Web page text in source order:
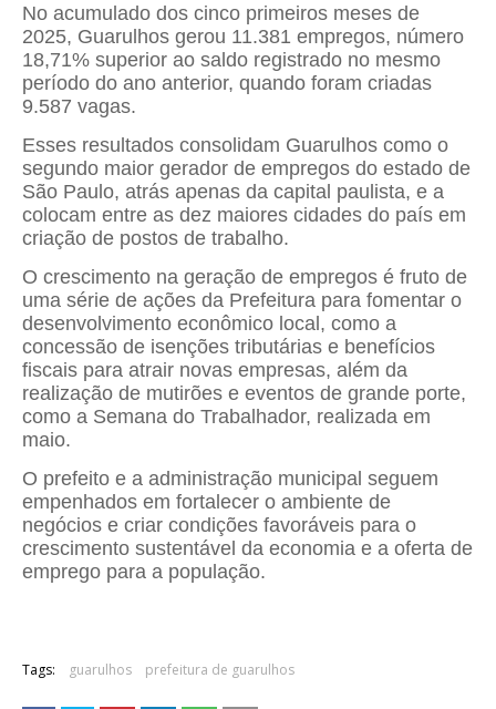
No acumulado dos cinco primeiros meses de
2025, Guarulhos gerou 11.381 empregos, número
18,71% superior ao saldo registrado no mesmo
período do ano anterior, quando foram criadas
9.587 vagas.
Esses resultados consolidam Guarulhos como o
segundo maior gerador de empregos do estado de
São Paulo, atrás apenas da capital paulista, e a
colocam entre as dez maiores cidades do país em
criação de postos de trabalho.
O crescimento na geração de empregos é fruto de
uma série de ações da Prefeitura para fomentar o
desenvolvimento econômico local, como a
concessão de isenções tributárias e benefícios
fiscais para atrair novas empresas, além da
realização de mutirões e eventos de grande porte,
como a Semana do Trabalhador, realizada em
maio.
O prefeito e a administração municipal seguem
empenhados em fortalecer o ambiente de
negócios e criar condições favoráveis para o
crescimento sustentável da economia e a oferta de
emprego para a população.
Tags: guarulhos prefeitura de guarulhos